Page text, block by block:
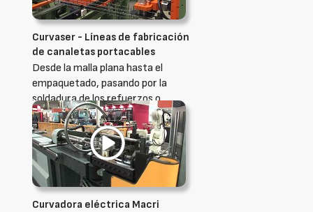
Curvaser - Líneas de fabricación
de canaletas portacables
Desde la malla plana hasta el
empaquetado, pasando por la
soldadura de los refuerzos o
accesorios, plegado, poner
etiquetas, etc.
Curvadora eléctrica Macri